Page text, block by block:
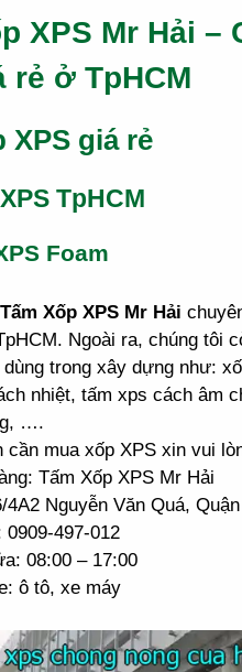
XPS Mr Hải –
rẻ ở TpHCM
XPS giá rẻ
TpHCM
Foam
Tấm Xốp XPS Mr Hải
Ngoài ra, chúng tôi
trong xây dựng như:
nhiệt, tấm xps cách âm
….
cần mua xốp XPS xin vui
Tấm Xốp XPS Mr Hải
Nguyễn Văn Quá,
497-012
08:00 – 17:00
ô tô, xe máy